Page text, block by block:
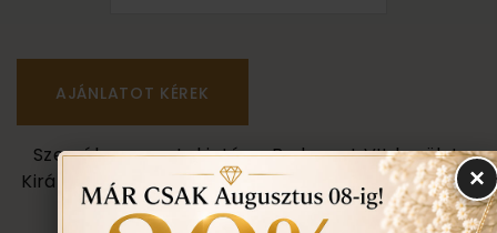
Személyes megtekintés a Budapest VII. kerület,
Király u. 1/b címen található üzletünkben történik.×